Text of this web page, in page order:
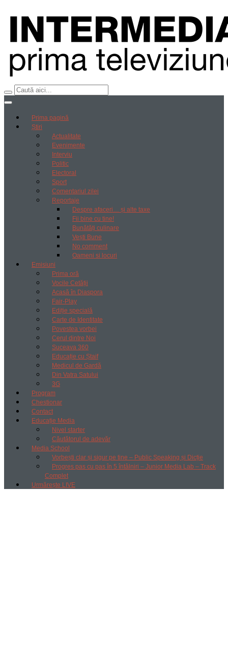
Prima pagină
Știri
Actualitate
Evenimente
Interviu
Politic
Electoral
Sport
Comentariul zilei
Reportaje
Despre afaceri… și alte taxe
Fii bine cu tine!
Bunătăți culinare
Vești Bune
No comment
Oameni si locuri
Emisiuni
Prima oră
Vocile Cetății
Acasă în Diaspora
Fair-Play
Ediție specială
Carte de Identitate
Povestea vorbei
Cerul dintre Noi
Suceava 360
Educație cu Ștaif
Medicul de Gardă
Din Vatra Satului
3G
Program
Chestionar
Contact
Educație Media
Nivel starter
Căutătorul de adevăr
Media School
Vorbești clar și sigur pe tine – Public Speaking și Dicție
Progres pas cu pas în 5 întâlniri – Junior Media Lab – Track
Complet
Urmărește LIVE